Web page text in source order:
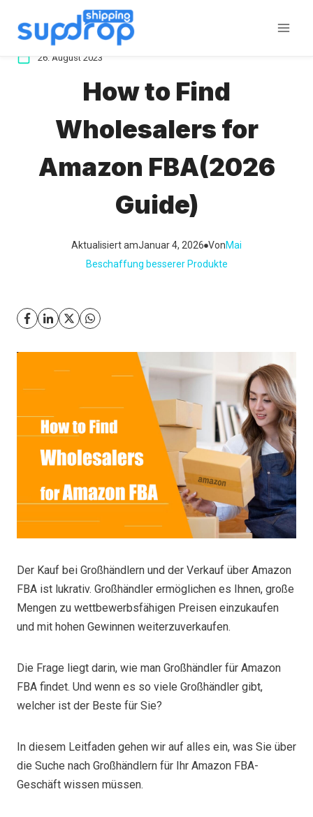
Inhalt
26. August 2023
How to Find
Wholesalers for
Amazon FBA(2026
Guide)
Aktualisiert amJanuar 4, 2026 VonMai
Beschaffung besserer Produkte
Der Kauf bei Großhändlern und der Verkauf über Amazon
FBA ist lukrativ. Großhändler ermöglichen es Ihnen, große
Mengen zu wettbewerbsfähigen Preisen einzukaufen
und mit hohen Gewinnen weiterzuverkaufen.
Die Frage liegt darin, wie man Großhändler für Amazon
FBA findet. Und wenn es so viele Großhändler gibt,
welcher ist der Beste für Sie?
In diesem Leitfaden gehen wir auf alles ein, was Sie über
die Suche nach Großhändlern für Ihr Amazon FBA-
Geschäft wissen müssen.